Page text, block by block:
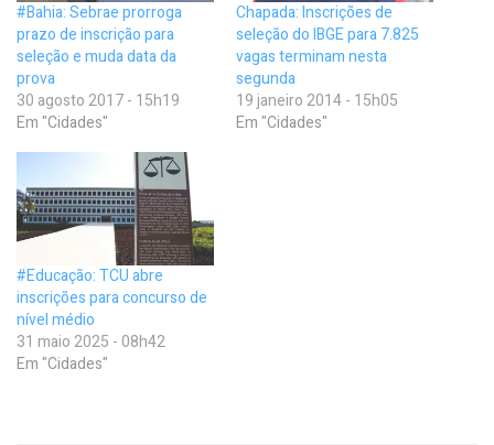
#Bahia: Sebrae prorroga
prazo de inscrição para
seleção e muda data da
prova
30 agosto 2017 - 15h19
Em "Cidades"
Chapada: Inscrições de
seleção do IBGE para 7.825
vagas terminam nesta
segunda
19 janeiro 2014 - 15h05
Em "Cidades"
#Educação: TCU abre
inscrições para concurso de
nível médio
31 maio 2025 - 08h42
Em "Cidades"